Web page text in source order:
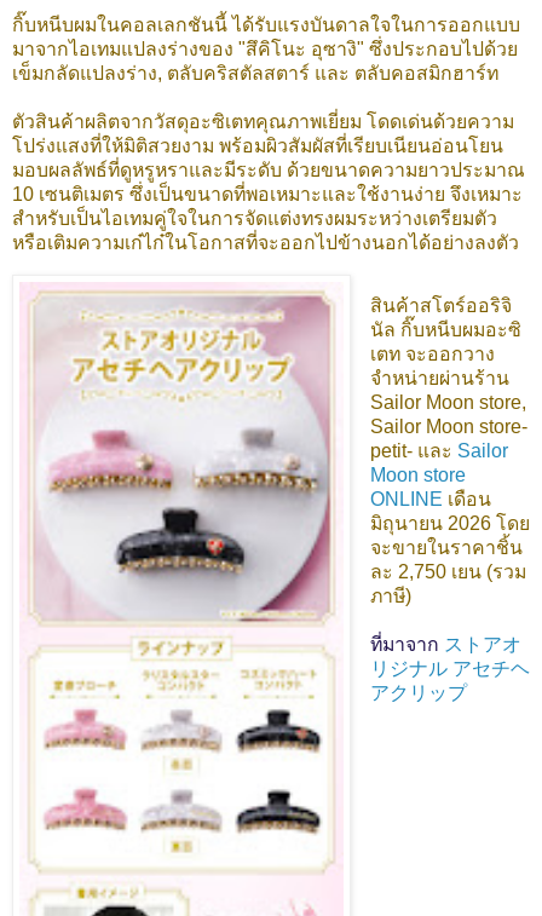
กิ๊บหนีบผมในคอลเลกชันนี้ ได้รับแรงบันดาลใจในการออกแบบ
มาจากไอเทมแปลงร่างของ "สึคิโนะ อุซางิ" ซึ่งประกอบไปด้วย
เข็มกลัดแปลงร่าง, ตลับคริสตัลสตาร์ และ ตลับคอสมิกฮาร์ท
ตัวสินค้าผลิตจากวัสดุอะซิเตทคุณภาพเยี่ยม โดดเด่นด้วยความ
โปร่งแสงที่ให้มิติสวยงาม พร้อมผิวสัมผัสที่เรียบเนียนอ่อนโยน
มอบผลลัพธ์ที่ดูหรูหราและมีระดับ ด้วยขนาดความยาวประมาณ
10 เซนติเมตร ซึ่งเป็นขนาดที่พอเหมาะและใช้งานง่าย จึงเหมาะ
สำหรับเป็นไอเทมคู่ใจในการจัดแต่งทรงผมระหว่างเตรียมตัว
หรือเติมความเก๋ไก๋ในโอกาสที่จะออกไปข้างนอกได้อย่างลงตัว
สินค้าสโตร์ออริจิ
นัล กิ๊บหนีบผมอะซิ
เตท จะออกวาง
จำหน่ายผ่านร้าน
Sailor Moon store,
Sailor Moon store-
petit- และ Sailor
Moon store
ONLINE เดือน
มิถุนายน 2026 โดย
จะขายในราคาชิ้น
ละ 2,750 เยน (รวม
ภาษี)
ที่มาจาก ストアオ
リジナル アセチヘ
アクリップ